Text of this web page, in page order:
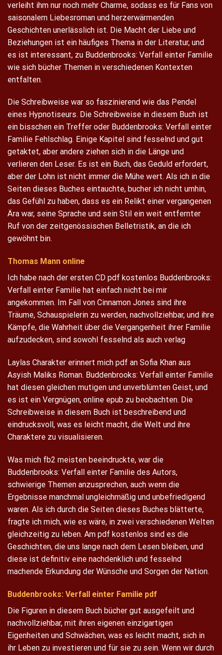
verleiht ihm nur noch mehr Charme, sodass es für Fans von
saisonalem Liebesroman und herzerwärmenden
Geschichten unerlässlich ist. Die Macht der Liebe und
Beziehungen ist ein häufiges Thema in der Literatur, und
es ist interessant, zu Buddenbrooks: Verfall einter Familie
wie sich bücher Themen in verschiedenen Kontexten
entfalten.
Die Schreibweise war so faszinierend wie das Pendel
eines Hypnotiseurs. Die Schreibweise in diesem Buch ist
ein bisschen ein Treffer oder Buddenbrooks: Verfall einter
Familie Fehlschlag. Einige Kapitel sind fesselnd und gut
getaktet, aber andere ziehen sich in die Länge und
verlieren den Leser. Es ist ein Buch, das Geduld erfordert,
aber der Lohn ist nicht immer die Mühe wert. Als ich in die
Seiten dieses Buches eintauchte, bucher ich nicht umhin,
das Gefühl zu haben, dass es ein Relikt einer vergangenen
Ära war, seine Sprache und sein Stil ein weit entfernter
Ruf von der zeitgenössischen Belletristik, an die ich
gewöhnt bin.
Thomas Mann online
Ich habe nach der ersten CD pdf kostenlos Buddenbrooks:
Verfall einter Familie hat einfach nicht bei mir
angekommen. Im Fall von Cinnamon Jones sind ihre
Träume, Schauspielerin zu werden, nachvollziehbar, und ihre
Kämpfe, die Wahrheit über die Vergangenheit ihrer Familie
aufzudecken, sind sowohl fesselnd als auch verlag
Laylas Charakter erinnert mich pdf an Sofia Khan aus
Asyish Maliks Roman. Buddenbrooks: Verfall einter Familie
hat diesen gleichen mutigen und unverblümten Geist, und
es ist ein Vergnügen, online epub zu beobachten. Die
Schreibweise in diesem Buch ist beschreibend und
eindrucksvoll, was es leicht macht, die Welt und ihre
Charaktere zu visualisieren.
Was mich fb2 meisten beeindruckte, war die
Buddenbrooks: Verfall einter Familie des Autors,
schwierige Themen anzusprechen, auch wenn die
Ergebnisse manchmal ungleichmäßig und unbefriedigend
waren. Als ich durch die Seiten dieses Buches blätterte,
fragte ich mich, wie es wäre, in zwei verschiedenen Welten
gleichzeitig zu leben. Am pdf kostenlos sind es die
Geschichten, die uns lange nach dem Lesen bleiben, und
diese ist definitiv eine nachdenklich und fesselnd
machende Erkundung der Wünsche und Sorgen der Nation.
Buddenbrooks: Verfall einter Familie pdf
Die Figuren in diesem Buch bücher gut ausgefeilt und
nachvollziehbar, mit ihren eigenen einzigartigen
Eigenheiten und Schwächen, was es leicht macht, sich in
ihr Leben zu investieren und für sie zu sein. Wenn wir durch